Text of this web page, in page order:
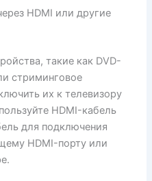
HDMI или другие
такие как DVD-
стриминговое
их к телевизору
HDMI-кабель
для подключения
HDMI-порту или